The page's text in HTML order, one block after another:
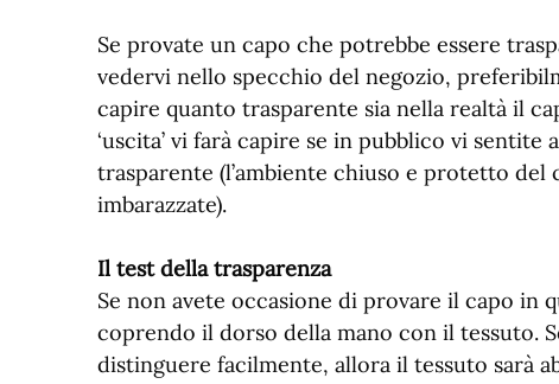
Se provate un capo che potrebbe essere
vedervi nello specchio del negozio,
capire quanto trasparente sia nella realtà il
‘uscita’ vi farà capire se in pubblico vi
trasparente (l’ambiente chiuso e protetto
imbarazzate).
Il test della trasparenza
Se non avete occasione di provare il capo
coprendo il dorso della mano con il tessuto.
distinguere facilmente, allora il tessuto sarà